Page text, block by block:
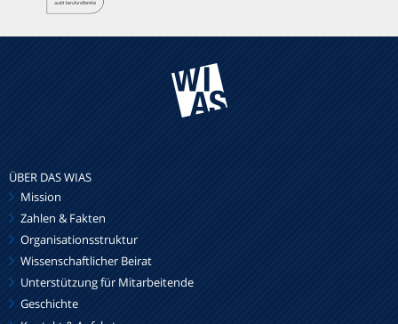
ÜBER DAS WIAS
Mission
Zahlen & Fakten
Organisationsstruktur
Wissenschaftlicher Beirat
Unterstützung für Mitarbeitende
Geschichte